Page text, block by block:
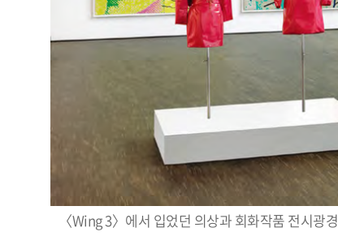
〈Wing 3〉에서 입었던 의상과 회화작품 전시광경